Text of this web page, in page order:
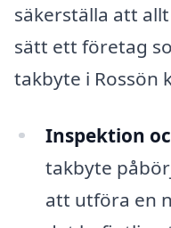
säkerställa att
sätt ett företag
takbyte i Rossön
Inspektion
takbyte
att utföra en